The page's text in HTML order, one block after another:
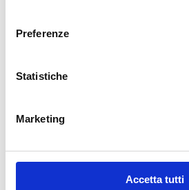
Preferenze
Statistiche
Marketing
Accetta tutti
disegni studiati per
scolpitura del